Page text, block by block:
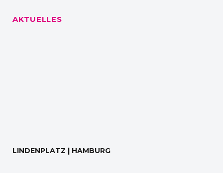
AKTUELLES
LINDENPLATZ | HAMBURG